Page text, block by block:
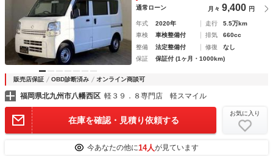
通常ローン 月々 9,400 円
年式 2020年 走行
5.5万km
車検
車検整備付 排気
660cc
整備
法定整備付 修復
なし
保証
保証付 (1ヶ月・1000km)
販売店保証 OBD診断済み オンライン商談可
福岡県北九州市八幡西区 軽３９．８専門店 軽スマイル
在庫を確認・見積り依頼する
お気に入り
今あなたの他に14人が見ています